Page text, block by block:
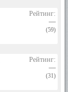
Рейтинг:
—
(59)
Рейтинг:
—
(31)